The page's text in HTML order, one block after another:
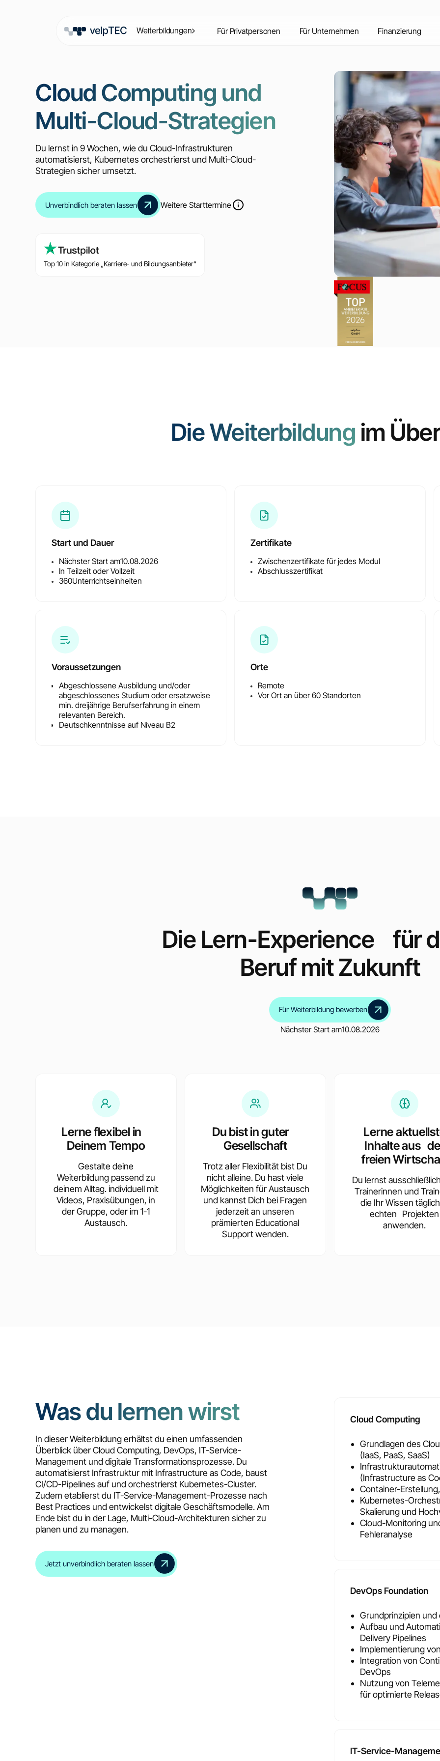
Weiterbildungen Für Privatpersonen Für Unternehmen Finanzierung
Cloud Computing und
Multi-Cloud-Strategien
Du lernst in 9 Wochen, wie du Cloud-Infrastrukturen
automatisierst, Kubernetes orchestrierst und Multi-Cloud-
Strategien sicher umsetzt.
Unverbindlich beraten lassen Weitere Starttermine
Top 10 in Kategorie „Karriere- und Bildungsanbieter“
Die Weiterbildung im
Start und Dauer
Nächster Start am10.08.2026
In Teilzeit oder Vollzeit
360Unterrichtseinheiten
Zertifikate
Zwischenzertifikate für jedes Modul
Abschlusszertifikat
Voraussetzungen
Abgeschlossene Ausbildung und/oder
abgeschlossenes Studium oder ersatzweise
min. dreijährige Berufserfahrung in einem
relevanten Bereich.
Deutschkenntnisse auf Niveau B2
Orte
Remote
Vor Ort an über 60 Standorten
Die Lern-Experience für
Beruf mit Zukunft
Für Weiterbildung bewerben
Nächster Start am10.08.2026
Lerne flexibel in
Deinem Tempo
Gestalte deine
Weiterbildung passend zu
deinem Alltag. individuell mit
Videos, Praxisübungen, in
der Gruppe, oder im 1-1
Austausch.
Du bist in guter
Gesellschaft
Trotz aller Flexibilität bist Du
nicht alleine. Du hast viele
Möglichkeiten für Austausch
und kannst Dich bei Fragen
jederzeit an unseren
prämierten Educational
Support wenden.
Lerne
Inhalte aus
freien
Du lernst
Trainerinnen und
die Ihr Wissen
echten Projekten
anwenden.
Was du lernen wirst
In dieser Weiterbildung erhältst du einen umfassenden
Überblick über Cloud Computing, DevOps, IT-Service-
Management und digitale Transformationsprozesse. Du
automatisierst Infrastruktur mit Infrastructure as Code, baust
CI/CD-Pipelines auf und orchestrierst Kubernetes-Cluster.
Zudem etablierst du IT-Service-Management-Prozesse nach
Best Practices und entwickelst digitale Geschäftsmodelle. Am
Ende bist du in der Lage, Multi-Cloud-Architekturen sicher zu
planen und zu managen.
Jetzt unverbindlich beraten lassen
Cloud Computing
Grundlagen des
(IaaS, PaaS, SaaS)
(Infrastructure as
Container-
Kubernetes-
Skalierung und
Cloud-Monitoring
Fehleranalyse
DevOps Foundation
Grundprinzipien und
Aufbau und
Delivery Pipelines
Implementierung
Integration von
DevOps
Nutzung von
für optimierte
IT-Service-